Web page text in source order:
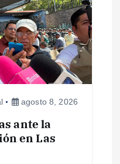
agosto 8, 2026
ante la
en Las